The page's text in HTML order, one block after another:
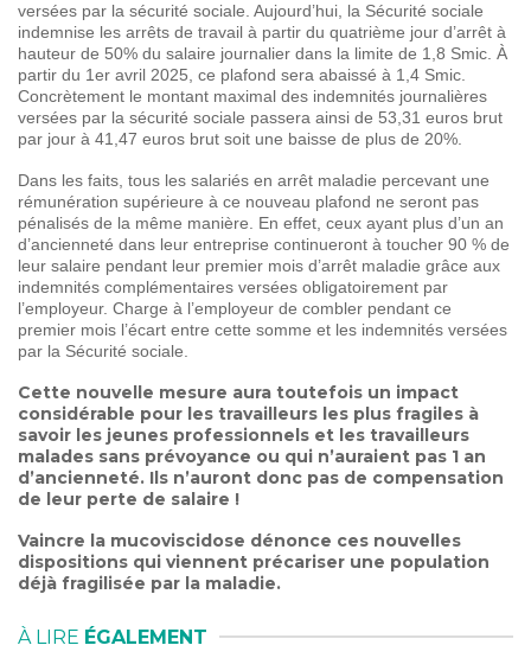
versées par la sécurité sociale. Aujourd’hui, la Sécurité sociale
indemnise les arrêts de travail à partir du quatrième jour d’arrêt à
hauteur de 50% du salaire journalier dans la limite de 1,8 Smic. À
partir du 1er avril 2025, ce plafond sera abaissé à 1,4 Smic.
Concrètement le montant maximal des indemnités journalières
versées par la sécurité sociale passera ainsi de 53,31 euros brut
par jour à 41,47 euros brut soit une baisse de plus de 20%.
Dans les faits, tous les salariés en arrêt maladie percevant une
rémunération supérieure à ce nouveau plafond ne seront pas
pénalisés de la même manière. En effet, ceux ayant plus d’un an
d’ancienneté dans leur entreprise continueront à toucher 90 % de
leur salaire pendant leur premier mois d’arrêt maladie grâce aux
indemnités complémentaires versées obligatoirement par
l’employeur. Charge à l’employeur de combler pendant ce
premier mois l’écart entre cette somme et les indemnités versées
par la Sécurité sociale.
Cette nouvelle mesure aura toutefois un impact
considérable pour les travailleurs les plus fragiles à
savoir les jeunes professionnels et les travailleurs
malades sans prévoyance ou qui n’auraient pas 1 an
d’ancienneté. Ils n’auront donc pas de compensation
de leur perte de salaire !
Vaincre la mucoviscidose dénonce ces nouvelles
dispositions qui viennent précariser une population
déjà fragilisée par la maladie.
À LIRE ÉGALEMENT